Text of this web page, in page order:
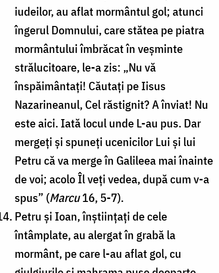
iudeilor, au aflat mormântul gol; atunci
îngerul Domnului, care stătea pe piatra
mormântului îmbrăcat în veșminte
strălucitoare, le-a zis: „Nu vă
înspăimântați! Căutați pe Iisus
Nazarineanul, Cel răstignit? A înviat! Nu
este aici. Iată locul unde L-au pus. Dar
mergeți și spuneți ucenicilor Lui și lui
Petru că va merge în Galileea mai înainte
de voi; acolo Îl veți vedea, după cum v-a
spus” (Marcu16, 5-7).
Petru și Ioan, înștiințați de cele
întâmplate, au alergat în grabă la
mormânt, pe care l-au aflat gol, cu